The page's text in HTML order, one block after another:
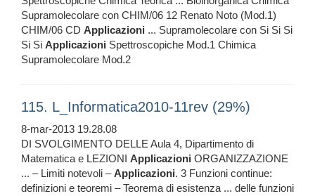
Supramolecolare con CHIM/06 12 Renato Noto (Mod.1)
CHIM/06 CD Applicazioni ... Supramolecolare con Si Si Si
Si Si Applicazioni Spettroscopiche Mod.1 Chimica
Supramolecolare Mod.2
115. L_Informatica2010-11rev (29%)
8-mar-2013 19.28.08
DI SVOLGIMENTO DELLE Aula 4, Dipartimento di
Matematica e LEZIONI Applicazioni ORGANIZZAZIONE
... – Limiti notevoli –Applicazioni. 3 Funzioni continue:
definizioni e teoremi – Teorema di esistenza ... delle funzioni